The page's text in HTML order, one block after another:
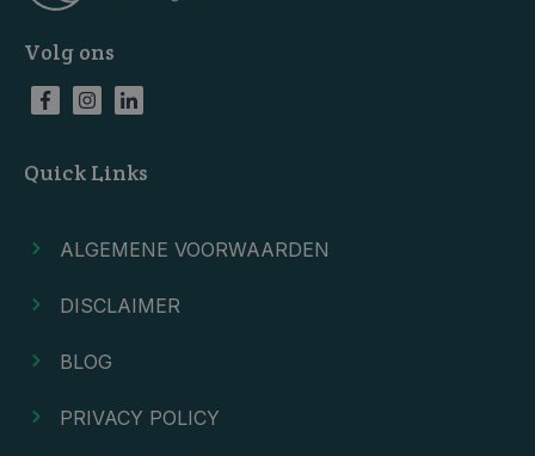
Volg ons
Quick Links
ALGEMENE VOORWAARDEN
DISCLAIMER
BLOG
PRIVACY POLICY